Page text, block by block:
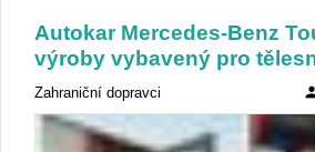
Autokar Mercedes-Benz
výroby vybavený pro
Zahraniční dopravci